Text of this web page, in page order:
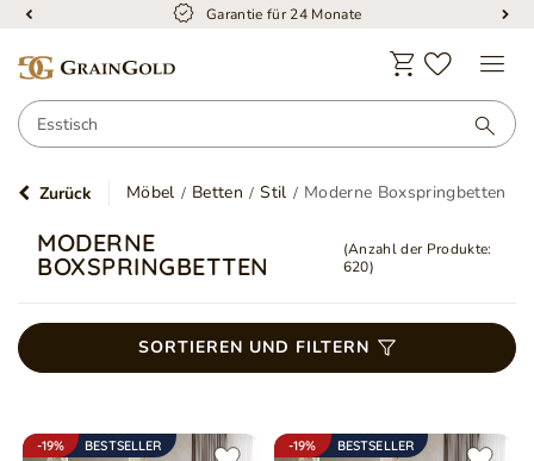
Garantie für 24 Monate
Zurück Möbel Betten Stil Moderne Boxspringbetten
MODERNE
BOXSPRINGBETTEN
(Anzahl der Produkte:
620)
SORTIEREN UND FILTERN
-19% BESTSELLER -19% BESTSELLER